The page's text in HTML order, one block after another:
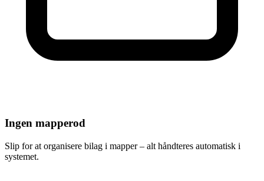
Ingen mapperod
Slip for at organisere bilag i mapper – alt håndteres automatisk i
systemet.